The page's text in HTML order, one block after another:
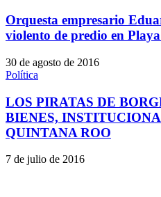
Orquesta empresario
violento de predio en
30 de agosto de 2016
Política
LOS PIRATAS DE
BIENES,
QUINTANA ROO
7 de julio de 2016